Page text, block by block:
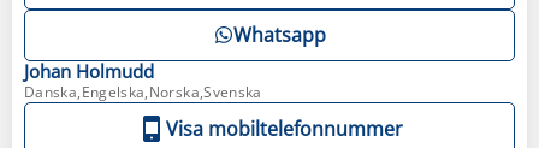
Whatsapp
Johan Holmudd
Danska,Engelska,Norska,Svenska
Visa mobiltelefonnummer